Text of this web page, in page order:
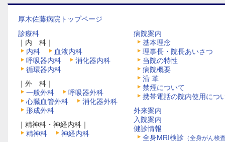
厚木佐藤病院トップページ
診療科
｜内 科｜
内科
血液内科
呼吸器内科
消化器内科
循環器内科
｜外 科｜
一般外科
呼吸器外科
心臓血管外科
消化器外科
形成外科
｜精神科・神経内科｜
精神科
神経内科
病院案内
基本理念
理事長・院長あいさつ
当院の特性
病院概要
沿 革
禁煙について
携帯電話の院内使用につ
外来案内
入院案内
健診情報
全身MRI検診 （全身がん検